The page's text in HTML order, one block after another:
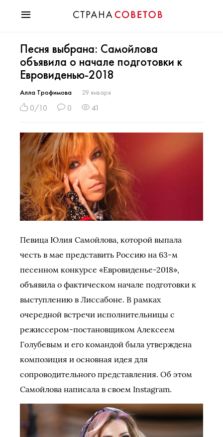
Мода
Звезды
Гороскопы
Здоровье
Психология
Разное
Праздники
Песня выбрана: Самойлова
объявила о начале подготовки к
Евровиденью-2018
Алла Трофимова 29 января
0/10 0 41
Певица Юлия Самойлова, которой выпала
честь в мае представить Россию на 63-м
песенном конкурсе «Евровиденье-2018»,
объявила о фактическом начале подготовки к
выступлению в Лиссабоне. В рамках
очередной встречи исполнительницы с
режиссером-постановщиком Алексеем
Голубевым и его командой была утверждена
композиция и основная идея для
сопроводительного представления. Об этом
Самойлова написала в своем Instagram.